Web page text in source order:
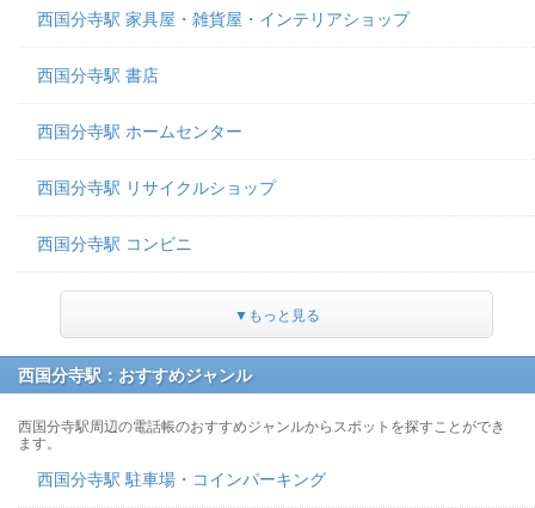
西国分寺駅 家具屋・雑貨屋・インテリアショップ
西国分寺駅 書店
西国分寺駅 ホームセンター
西国分寺駅 リサイクルショップ
西国分寺駅 コンビニ
▼もっと見る
西国分寺駅：おすすめジャンル
西国分寺駅周辺の電話帳のおすすめジャンルからスポットを探すことができ
ます。
西国分寺駅 駐車場・コインパーキング